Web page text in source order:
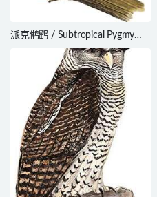
派克鸺鹠 / Subtropical Pygmy
Owl / Glaucidium parkeri